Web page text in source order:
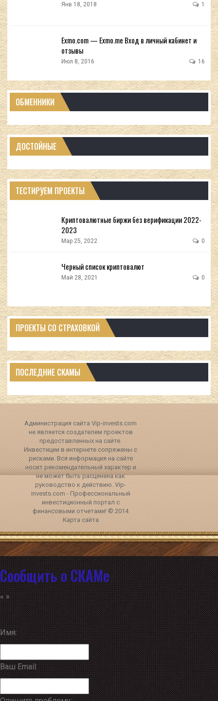
Янв 18, 2018 1
Exmo.com — Exmo.me Вход в личный кабинет и
отзывы
Июл 8, 2016 16
ОБМЕННИКИ
ДОСТОЙНЫЕ
ТЕСТИРУЕМ ПРОЕКТЫ
Криптовалютные биржи без верификации 2022-
2023
Мар 25, 2022 0
Черный список криптовалют
Май 28, 2021 0
ПРОЕКТЫ СО СТРАХОВКОЙ
ПОСЛЕДНИЕ СКАМЫ
Администрация сайта Vip-invests.com
не является создателем проектов
предоставленных на сайте.
Инвестиции в интернете сопряжены с
рисками. Вся информация на сайте
носит рекомендательный характер и
не может быть расценена как
руководство к действию. Vip-
invests.com - Профессиональный
инвестиционный портал с
финансовыми отчетами! © 2014
Карта сайта
Сообщить о СКАМе
« »
Имя:
Ваш Email: